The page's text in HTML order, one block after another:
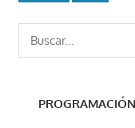
Buscar: